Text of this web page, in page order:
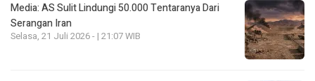
Media: AS Sulit Lindungi 50.000 Tentaranya Dari
Serangan Iran
Selasa, 21 Juli 2026 - | 21:07 WIB